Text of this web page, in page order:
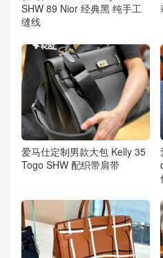
SHW 89 Nior 经典黑 纯手工
缝线
爱马仕定制男款大包 Kelly 35
Togo SHW 配织带肩带